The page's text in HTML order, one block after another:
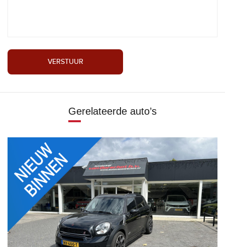
VERSTUUR
Gerelateerde auto’s